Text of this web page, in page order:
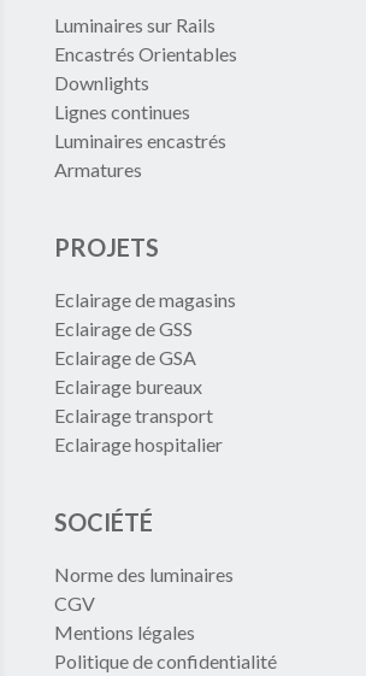
Luminaires sur Rails
Encastrés Orientables
Downlights
Lignes continues
Luminaires encastrés
Armatures
PROJETS
Eclairage de magasins
Eclairage de GSS
Eclairage de GSA
Eclairage bureaux
Eclairage transport
Eclairage hospitalier
SOCIÉTÉ
Norme des luminaires
CGV
Mentions légales
Politique de confidentialité